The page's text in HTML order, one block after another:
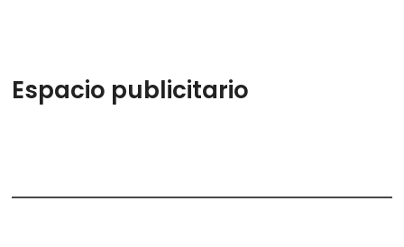
Espacio publicitario